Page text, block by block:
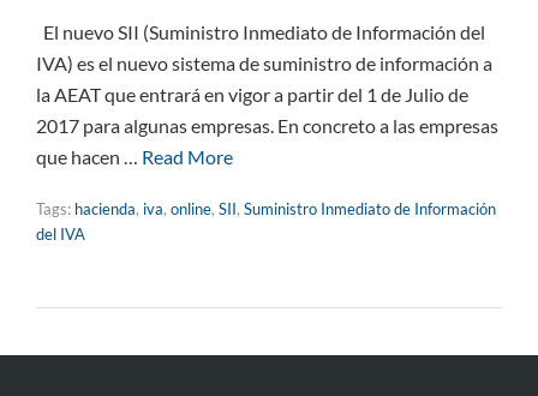
El nuevo SII (Suministro Inmediato de Información del
IVA) es el nuevo sistema de suministro de información a
la AEAT que entrará en vigor a partir del 1 de Julio de
2017 para algunas empresas. En concreto a las empresas
que hacen … Read More
Tags: hacienda, iva, online, SII, Suministro Inmediato de Información
del IVA